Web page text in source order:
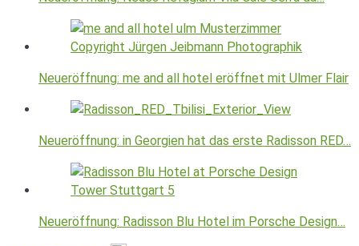
Neueröffnung: me and all hotel eröffnet mit Ulmer Flair
Neueröffnung: in Georgien hat das erste Radisson RED…
Neueröffnung: Radisson Blu Hotel im Porsche Design…